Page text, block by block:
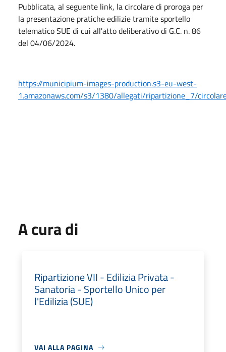
Pubblicata, al seguente link, la circolare di proroga per
la presentazione pratiche edilizie tramite sportello
telematico SUE di cui all'atto deliberativo di G.C. n. 86
del 04/06/2024.
https://municipium-images-production.s3-eu-west-
1.amazonaws.com/s3/1380/allegati/ripartizione_7/
A cura di
Ripartizione VII - Edilizia Privata -
Sanatoria - Sportello Unico per
l'Edilizia (SUE)
VAI ALLA PAGINA